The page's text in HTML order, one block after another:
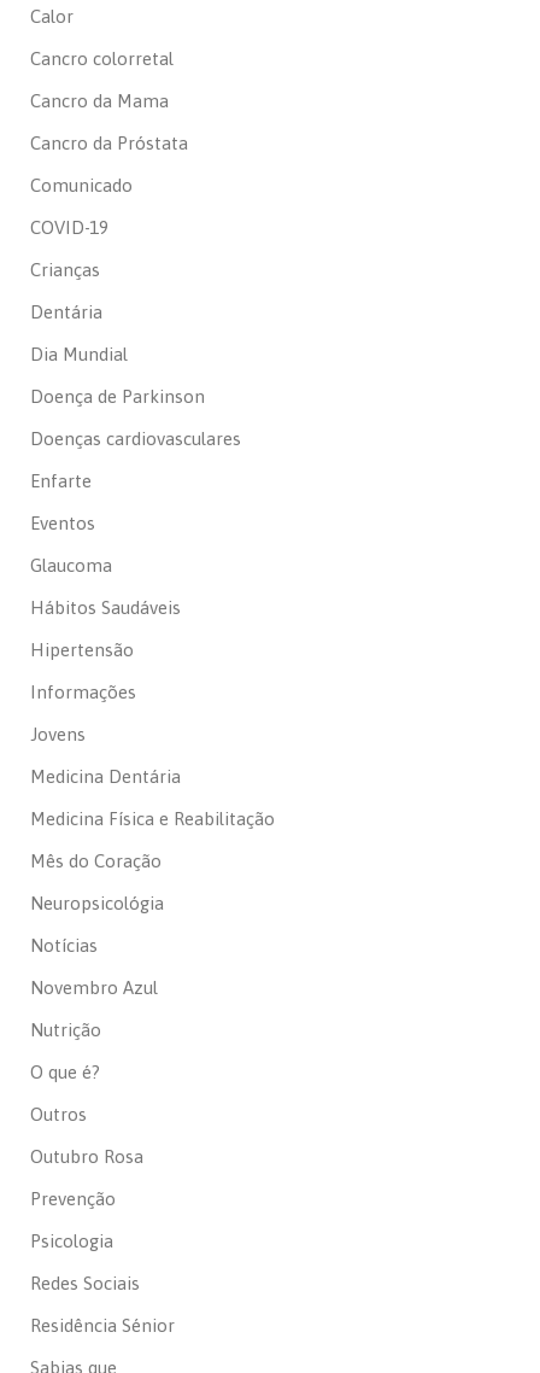
Calor
Cancro colorretal
Cancro da Mama
Cancro da Próstata
Comunicado
COVID-19
Crianças
Dentária
Dia Mundial
Doença de Parkinson
Doenças cardiovasculares
Enfarte
Eventos
Glaucoma
Hábitos Saudáveis
Hipertensão
Informações
Jovens
Medicina Dentária
Medicina Física e Reabilitação
Mês do Coração
Neuropsicológia
Notícias
Novembro Azul
Nutrição
O que é?
Outros
Outubro Rosa
Prevenção
Psicologia
Redes Sociais
Residência Sénior
Sabias que